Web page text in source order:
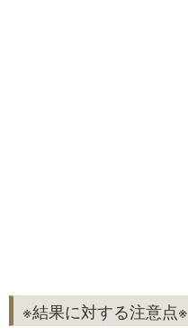
※結果に対する注意点※